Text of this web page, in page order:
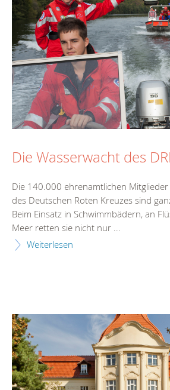
Die Wasserwacht des
Die 140.000 ehrenamtlichen
des Deutschen Roten Kreuzes sind
Beim Einsatz in Schwimmbädern, an
Meer retten sie nicht nur ...
Weiterlesen